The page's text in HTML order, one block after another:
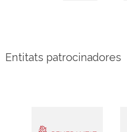
Entitats patrocinadores